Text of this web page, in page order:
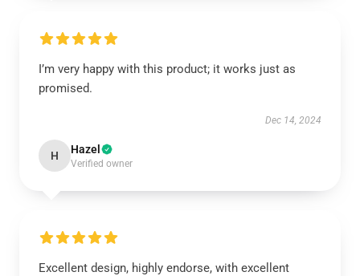
I’m very happy with this product; it works just as
promised.
Dec 14, 2024
H Hazel
Verified owner
Excellent design, highly endorse, with excellent